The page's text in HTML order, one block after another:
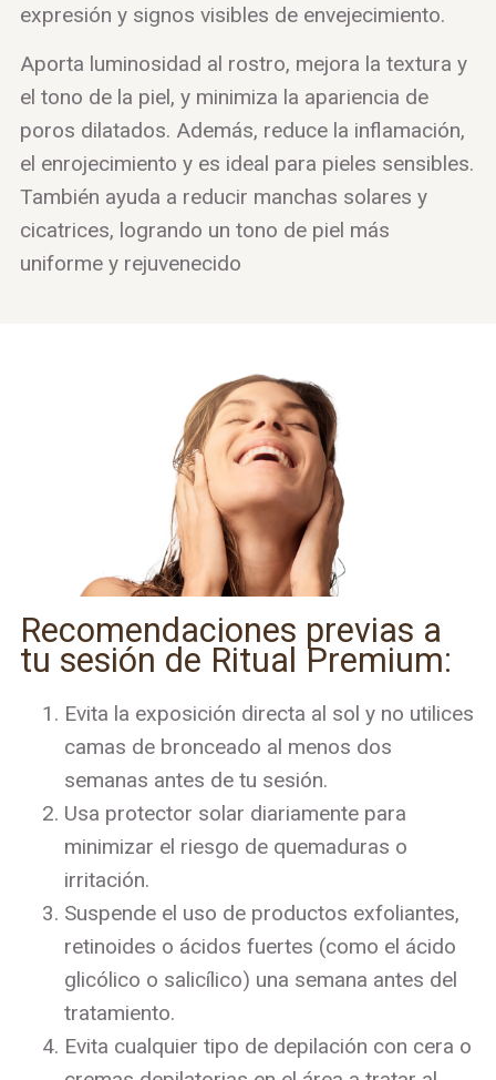
expresión y signos visibles de envejecimiento.
Aporta luminosidad al rostro, mejora la textura y
el tono de la piel, y minimiza la apariencia de
poros dilatados. Además, reduce la inflamación,
el enrojecimiento y es ideal para pieles sensibles.
También ayuda a reducir manchas solares y
cicatrices, logrando un tono de piel más
uniforme y rejuvenecido
Recomendaciones previas a
tu sesión de Ritual Premium:
Evita la exposición directa al sol y no utilices
camas de bronceado al menos dos
semanas antes de tu sesión.
Usa protector solar diariamente para
minimizar el riesgo de quemaduras o
irritación.
Suspende el uso de productos exfoliantes,
retinoides o ácidos fuertes (como el ácido
glicólico o salicílico) una semana antes del
tratamiento.
Evita cualquier tipo de depilación con cera o